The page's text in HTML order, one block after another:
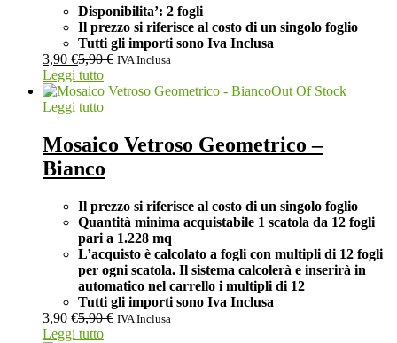
Disponibilita’: 2 fogli
Il prezzo si riferisce al costo di un singolo foglio
Tutti gli importi sono Iva Inclusa
3,90 €5,90€ IVA Inclusa
Leggi tutto
Out Of Stock
Leggi tutto
Mosaico Vetroso Geometrico –
Bianco
Il prezzo si riferisce al costo di un singolo foglio
Quantità minima acquistabile 1 scatola da 12 fogli
pari a 1.228 mq
L’acquisto è calcolato a fogli con multipli di 12 fogli
per ogni scatola. Il sistema calcolerà e inserirà in
automatico nel carrello i multipli di 12
Tutti gli importi sono Iva Inclusa
3,90 €5,90€ IVA Inclusa
Leggi tutto